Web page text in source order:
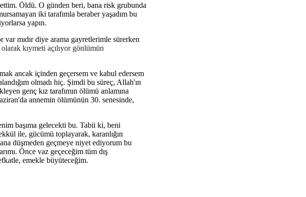
Öldü. O günden beri, bana risk grubunda
iki tarafımla beraber yaşadım bu
yapın.
mıdır diye arama gayretlerimle sürerken
kıymeti açılıyor gönlümün
ancak içinden geçersem ve kabul edersem
olmadı hiç. Şimdi bu süreç, Allah'ın
genç kız tarafımın ölümü anlamına
annemin ölümünün 30. senesinde,
başıma gelecekti bu. Tabii ki, beni
ile, gücümü toplayarak, karanlığın
düşmeden geçmeye niyet ediyorum bu
Önce vaz geçeceğim tüm dış
emekle büyüteceğim.